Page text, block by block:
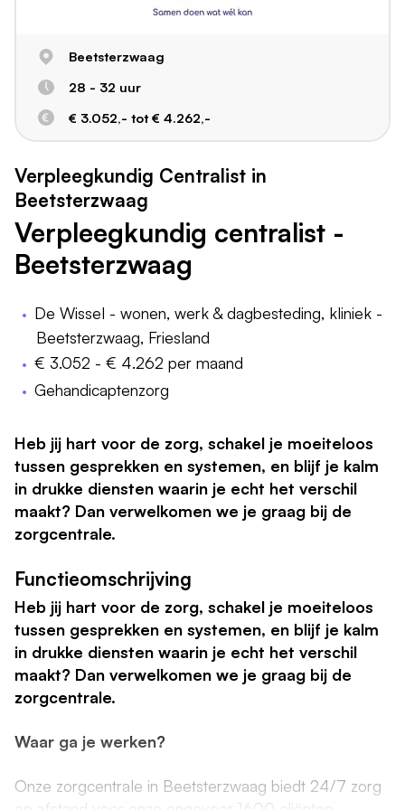
Beetsterzwaag
28 - 32 uur
€ 3.052,- tot € 4.262,-
Verpleegkundig Centralist in
Beetsterzwaag
Verpleegkundig centralist -
Beetsterzwaag
De Wissel - wonen, werk & dagbesteding, kliniek -
Beetsterzwaag, Friesland
€ 3.052 - € 4.262 per maand
Gehandicaptenzorg
Heb jij hart voor de zorg, schakel je moeiteloos
tussen gesprekken en systemen, en blijf je kalm
in drukke diensten waarin je echt het verschil
maakt? Dan verwelkomen we je graag bij de
zorgcentrale.
Functieomschrijving
Heb jij hart voor de zorg, schakel je moeiteloos
tussen gesprekken en systemen, en blijf je kalm
in drukke diensten waarin je echt het verschil
maakt? Dan verwelkomen we je graag bij de
zorgcentrale.
Waar ga je werken?
Onze zorgcentrale in Beetsterzwaag biedt 24/7 zorg